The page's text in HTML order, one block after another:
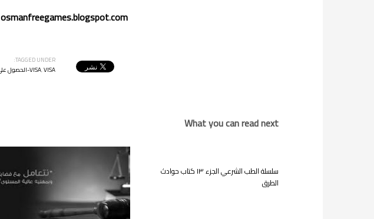
osmanfreegames.blogspot.com
TAGGED UNDER:
VISA,VISA-الحصول على تأشيرة-السفر
What you can read next
سلسلة الطب الشرعي الجزء ١٣ كتاب حوادث
الطرق